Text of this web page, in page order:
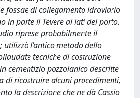
fossae di collegamento idroviario
in parte il Tevere ai lati del porto.
riprese probabilmente il
utilizzò l’antico metodo dello
tecniche di costruzione
cementizio pozzolanico descritte
di ricostruire alcuni procedimenti,
la descrizione che ne dà Cassio